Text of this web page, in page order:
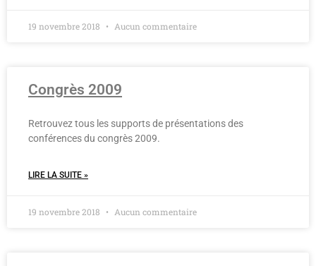
19 novembre 2018 Aucun commentaire
Congrès 2009
Retrouvez tous les supports de présentations des
conférences du congrès 2009.
LIRE LA SUITE »
19 novembre 2018 Aucun commentaire